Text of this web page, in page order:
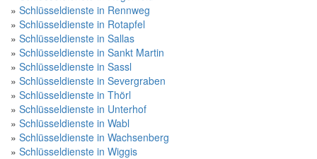
» Schlüsseldienste in Rennweg
» Schlüsseldienste in Rotapfel
» Schlüsseldienste in Sallas
» Schlüsseldienste in Sankt Martin
» Schlüsseldienste in Sassl
» Schlüsseldienste in Severgraben
» Schlüsseldienste in Thörl
» Schlüsseldienste in Unterhof
» Schlüsseldienste in Wabl
» Schlüsseldienste in Wachsenberg
» Schlüsseldienste in Wiggis